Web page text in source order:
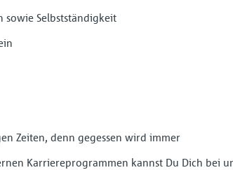
sowie Selbstständigkeit
Zeiten, denn gegessen wird immer
Karriereprogrammen kannst Du Dich bei